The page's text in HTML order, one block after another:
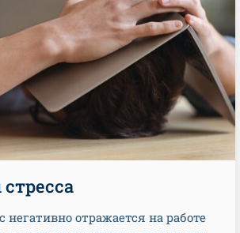
негативно отражается на работе